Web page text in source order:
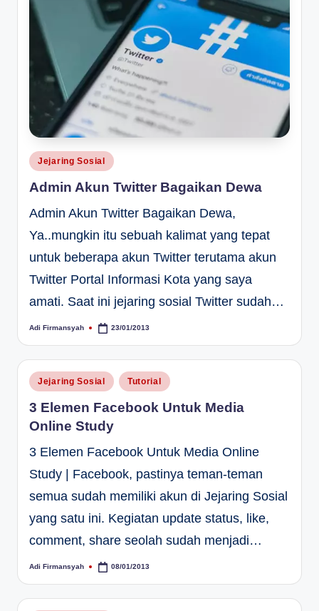
Posted
in
Jejaring Sosial
Admin Akun Twitter Bagaikan Dewa
Admin Akun Twitter Bagaikan Dewa,
Ya..mungkin itu sebuah kalimat yang tepat
untuk beberapa akun Twitter terutama akun
Twitter Portal Informasi Kota yang saya
amati. Saat ini jejaring sosial Twitter sudah…
Posted
Adi Firmansyah 23/01/2013
Posted
in
Jejaring Sosial Tutorial
3 Elemen Facebook Untuk Media
Online Study
3 Elemen Facebook Untuk Media Online
Study | Facebook, pastinya teman-teman
semua sudah memiliki akun di Jejaring Sosial
yang satu ini. Kegiatan update status, like,
comment, share seolah sudah menjadi…
Posted
Adi Firmansyah 08/01/2013